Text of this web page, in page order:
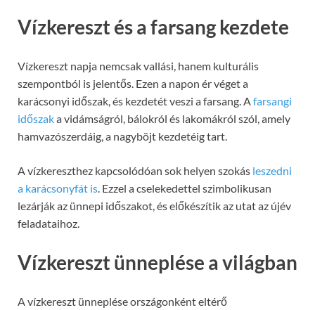
Vízkereszt és a farsang kezdete
Vízkereszt napja nemcsak vallási, hanem kulturális
szempontból is jelentős. Ezen a napon ér véget a
karácsonyi időszak, és kezdetét veszi a farsang. Afarsangi
időszaka vidámságról, bálokról és lakomákról szól, amely
hamvazószerdáig, a nagyböjt kezdetéig tart.
A vízkereszthez kapcsolódóan sok helyen szokás leszedni
a karácsonyfát is. Ezzel a cselekedettel szimbolikusan
lezárják az ünnepi időszakot, és előkészítik az utat az újév
feladataihoz.
Vízkereszt ünneplése a világban
A vízkereszt ünneplése országonként eltérő